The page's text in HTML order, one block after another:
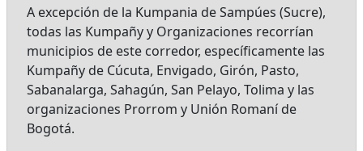
A excepción de la Kumpania de Sampúes (Sucre),
todas las Kumpañy y Organizaciones recorrían
municipios de este corredor, específicamente las
Kumpañy de Cúcuta, Envigado, Girón, Pasto,
Sabanalarga, Sahagún, San Pelayo, Tolima y las
organizaciones Prorrom y Unión Romaní de
Bogotá.